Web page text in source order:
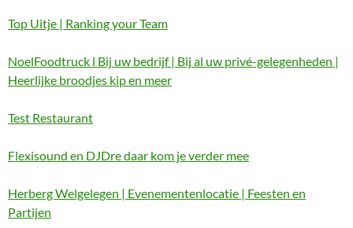
Top Uitje | Ranking your Team
NoelFoodtruck l Bij uw bedrijf | Bij al uw privé-gelegenheden |
Heerlijke broodjes kip en meer
Test Restaurant
Flexisound en DJDre daar kom je verder mee
Herberg Welgelegen | Evenementenlocatie | Feesten en
Partijen